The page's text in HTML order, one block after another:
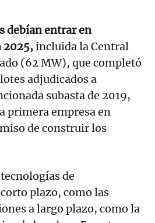
debían entrar en
2025,incluida la Central
(62 MW), que completó
adjudicados a
subasta de 2019,
primera empresa en
de construir los
de
plazo, como las
a largo plazo, como la